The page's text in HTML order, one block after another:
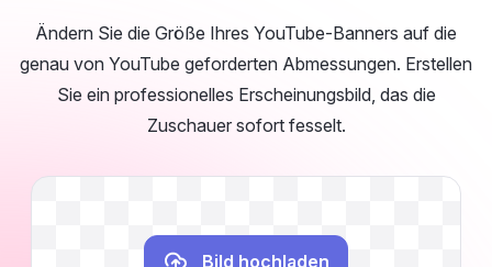
Ändern Sie die Größe Ihres YouTube-Banners auf die
genau von YouTube geforderten Abmessungen. Erstellen
Sie ein professionelles Erscheinungsbild, das die
Zuschauer sofort fesselt.
Bild hochladen